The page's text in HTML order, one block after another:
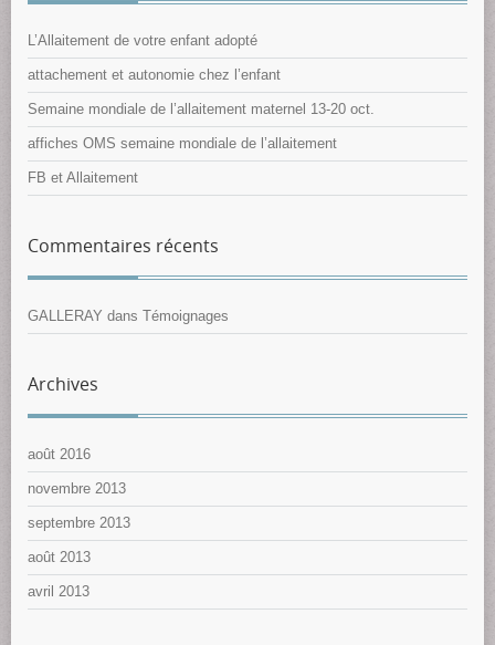
L’Allaitement de votre enfant adopté
attachement et autonomie chez l’enfant
Semaine mondiale de l’allaitement maternel 13-20 oct.
affiches OMS semaine mondiale de l’allaitement
FB et Allaitement
Commentaires récents
GALLERAY dans Témoignages
Archives
août 2016
novembre 2013
septembre 2013
août 2013
avril 2013